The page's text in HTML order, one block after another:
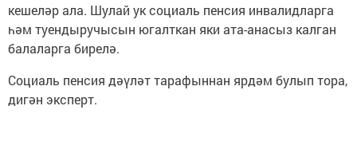
кешеләр ала. Шулай ук социаль пенсия инвалидларга
һәм туендыручысын югалткан яки ата-анасыз калган
балаларга бирелә.
Социаль пенсия дәүләт тарафыннан ярдәм булып тора,
дигән эксперт.